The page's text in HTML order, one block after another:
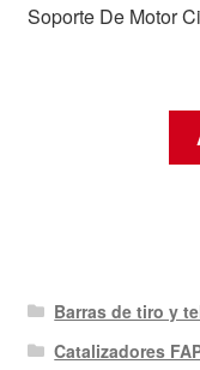
Soporte De Motor
Barras de tiro y
Catalizadores